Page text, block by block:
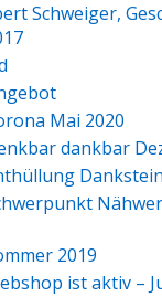
Schweiger,
Mai 2020
dankbar
2019
ist aktiv –